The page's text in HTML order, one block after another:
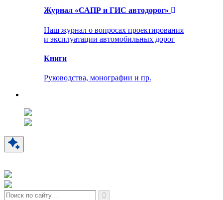
Журнал «САПР и ГИС автодорог»
Наш журнал о вопросах проектирования
и эксплуатации автомобильных дорог
Книги
Руководства, монографии и пр.